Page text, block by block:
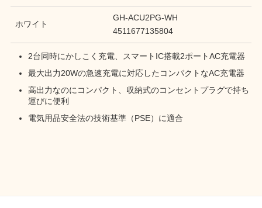
ホワイト
GH-ACU2PG-WH
4511677135804
2台同時にかしこく充電、スマートIC搭載2ポートAC充電器
最大出力20Wの急速充電に対応したコンパクトなAC充電器
高出力なのにコンパクト、収納式のコンセントプラグで持ち
運びに便利
電気用品安全法の技術基準（PSE）に適合